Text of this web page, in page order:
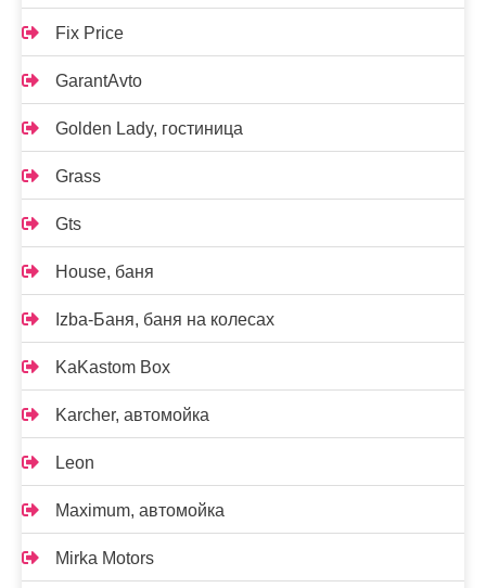
Fix Price
GarantAvto
Golden Lady, гостиница
Grass
Gts
House, баня
Izba-Баня, баня на колесах
KaKastom Box
Karcher, автомойка
Leon
Maximum, автомойка
Mirka Motors